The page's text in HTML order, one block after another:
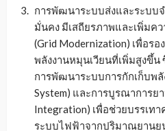
การพัฒนาระบบส่งและระบบ
มั่นคง มีเสถียรภาพและเพิ่ม
(Grid Modernization) เพื่อร
พลังงานหมุนเวียนที่เพิ่มสูงขึ้
การพัฒนาระบบการกักเก็บพลั
System) และการบูรณาการย
Integration) เพื่อช่วยบรรเท
ระบบไฟฟ้าจากปริมาณยาน